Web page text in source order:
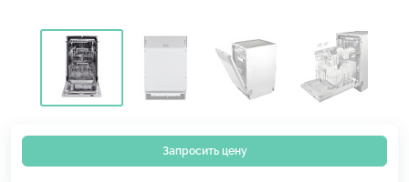
Запросить цену